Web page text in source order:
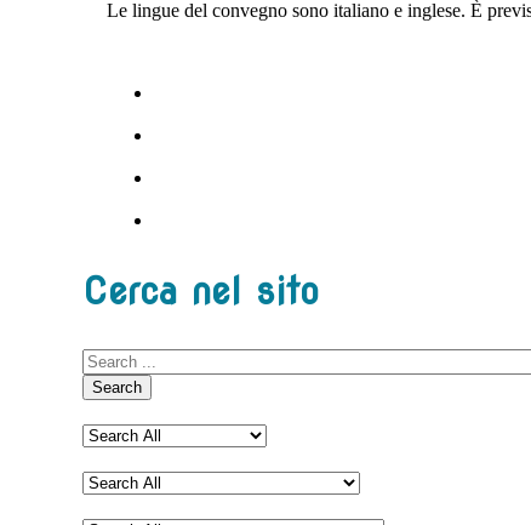
Le lingue del convegno sono italiano e inglese. È
Cerca nel sito
Search